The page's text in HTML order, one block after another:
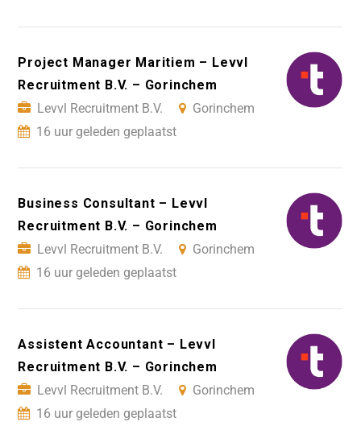
Project Manager Maritiem – Levvl
Recruitment B.V. – Gorinchem
Levvl Recruitment B.V.
Gorinchem
16 uur geleden geplaatst
Business Consultant – Levvl
Recruitment B.V. – Gorinchem
Levvl Recruitment B.V.
Gorinchem
16 uur geleden geplaatst
Assistent Accountant – Levvl
Recruitment B.V. – Gorinchem
Levvl Recruitment B.V.
Gorinchem
16 uur geleden geplaatst